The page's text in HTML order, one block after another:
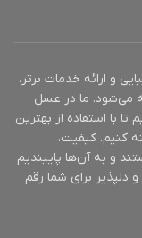
عرصه زیبایی و ارائه خدمات برتر،
می‌شود. ما در عسل
با استفاده از بهترین
کنیم. کیفیت،
و به آن‌ها پایبندیم
دلپذیر برای شما رقم